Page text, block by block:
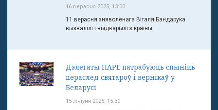
16 верасня 2025, 13:00
11 верасня зняволенага Віталя Бандарука
вызвалілі і выдварылі з краіны. ...
Дэлегаты ПАРЕ патрабуюць спыніць
пераслед святароў і вернікаў у
Беларусі
15 жніўня 2025, 15:30